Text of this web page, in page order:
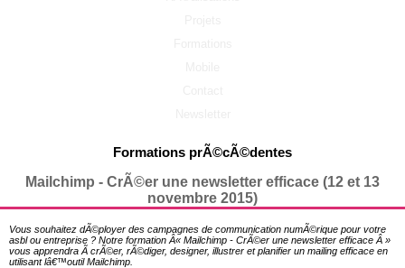
Formations prÃ©cÃ©dentes
Mailchimp - CrÃ©er une newsletter efficace (12 et 13
novembre 2015)
Vous souhaitez dÃ©ployer des campagnes de communication numÃ©rique pour votre
asbl ou entreprise ? Notre formation Â« Mailchimp - CrÃ©er une newsletter efficace Â »
vous apprendra Ã crÃ©er, rÃ©diger, designer, illustrer et planifier un mailing efficace en
utilisant lâ€™outil Mailchimp.